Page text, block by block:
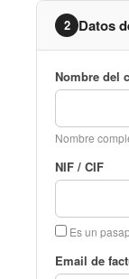
2 Datos
Nombre del
Nombre
NIF / CIF
Es un
Email de